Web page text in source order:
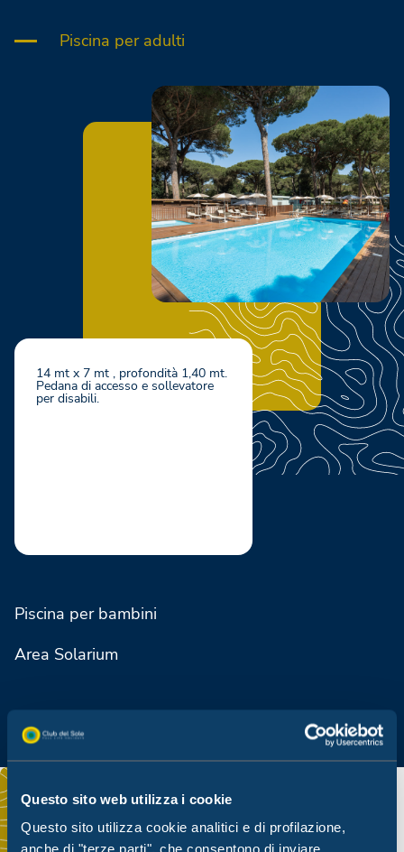
Questo sito web utilizza i cookie
Questo sito utilizza cookie analitici e di profilazione,
anche di "terze parti", che consentono di inviare
Piscina per adulti
14 mt x 7 mt , profondità 1,40 mt.
Pedana di accesso e sollevatore
per disabili.
Piscina per bambini
Area Solarium